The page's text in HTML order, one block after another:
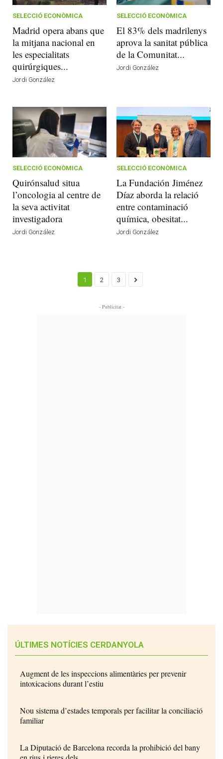
SELECCIÓ ECONÒMICA
Madrid opera abans que
la mitjana nacional en
les especialitats
quirúrgiques...
Jordi González
SELECCIÓ ECONÒMICA
El 83% dels madrilenys
aprova la sanitat pública
de la Comunitat...
Jordi González
SELECCIÓ ECONÒMICA
Quirónsalud situa
l’oncologia al centre de
la seva activitat
investigadora
Jordi González
SELECCIÓ ECONÒMICA
La Fundación Jiménez
Díaz aborda la relació
entre contaminació
química, obesitat...
Jordi González
1 2 3
- Publicitat -
ÚLTIMES NOTÍCIES CERDANYOLA
Augment de les inspeccions alimentàries per prevenir
intoxicacions durant l’estiu
Nou sistema d’estades temporals per facilitar la conciliació
familiar
La Diputació de Barcelona recorda la prohibició del bany